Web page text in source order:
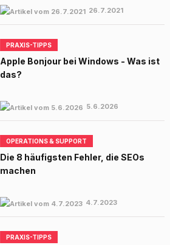
26.7.2021
PRAXIS-TIPPS
Apple Bonjour bei Windows - Was ist
das?
5.6.2026
OPERATIONS & SUPPORT
Die 8 häufigsten Fehler, die SEOs
machen
4.7.2023
PRAXIS-TIPPS